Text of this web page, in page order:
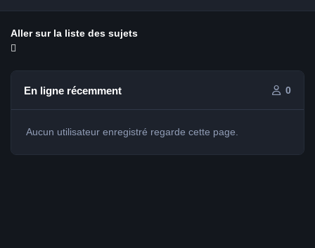
Aller sur la liste des sujets
En ligne récemment 0
Aucun utilisateur enregistré regarde cette page.